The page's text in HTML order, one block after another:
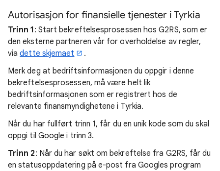
Autorisasjon for finansielle tjenester i Tyrkia
Trinn 1 : Start bekreftelsesprosessen hos G2RS, som er
den eksterne partneren vår for overholdelse av regler,
viadette skjemaet
.
Merk deg at bedriftsinformasjonen du oppgir i denne
bekreftelsesprosessen, må være helt lik
bedriftsinformasjonen som er registrert hos de
relevante finansmyndighetene i Tyrkia.
Når du har fullført trinn 1, får du en unik kode som du skal
oppgi til Google i trinn 3.
Trinn 2: Når du har søkt om bekreftelse fra G2RS, får du
en statusoppdatering på e-post fra Googles program